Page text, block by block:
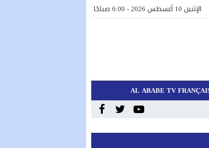
الإثنين 10 أغسطس 2026 - 6:00 صباحًا
AL ARABE TV